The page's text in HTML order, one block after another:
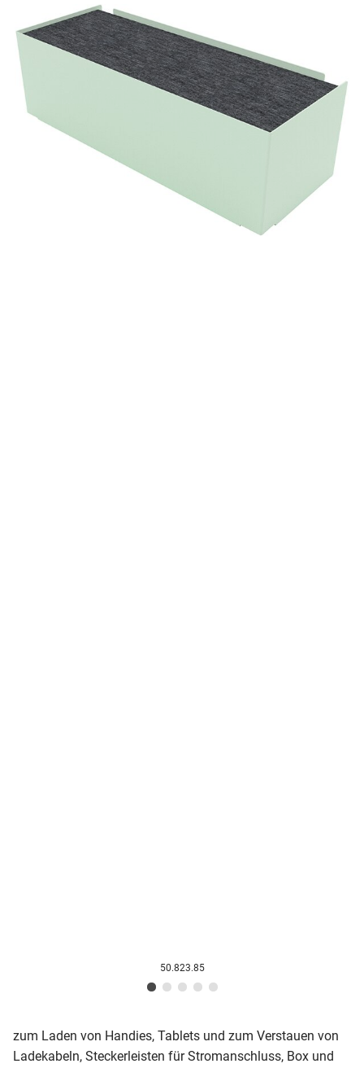
50.823.85
zum Laden von Handies, Tablets und zum Verstauen von
Ladekabeln, Steckerleisten für Stromanschluss, Box und